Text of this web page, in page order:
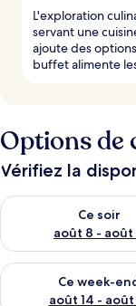
L'exploration
servant une
ajoute des
buffet alimente
Options de
Vérifiez la
Ce soir
août 8 - août
Vérifier la
Ce week-
août 14 - août
Vérifier la